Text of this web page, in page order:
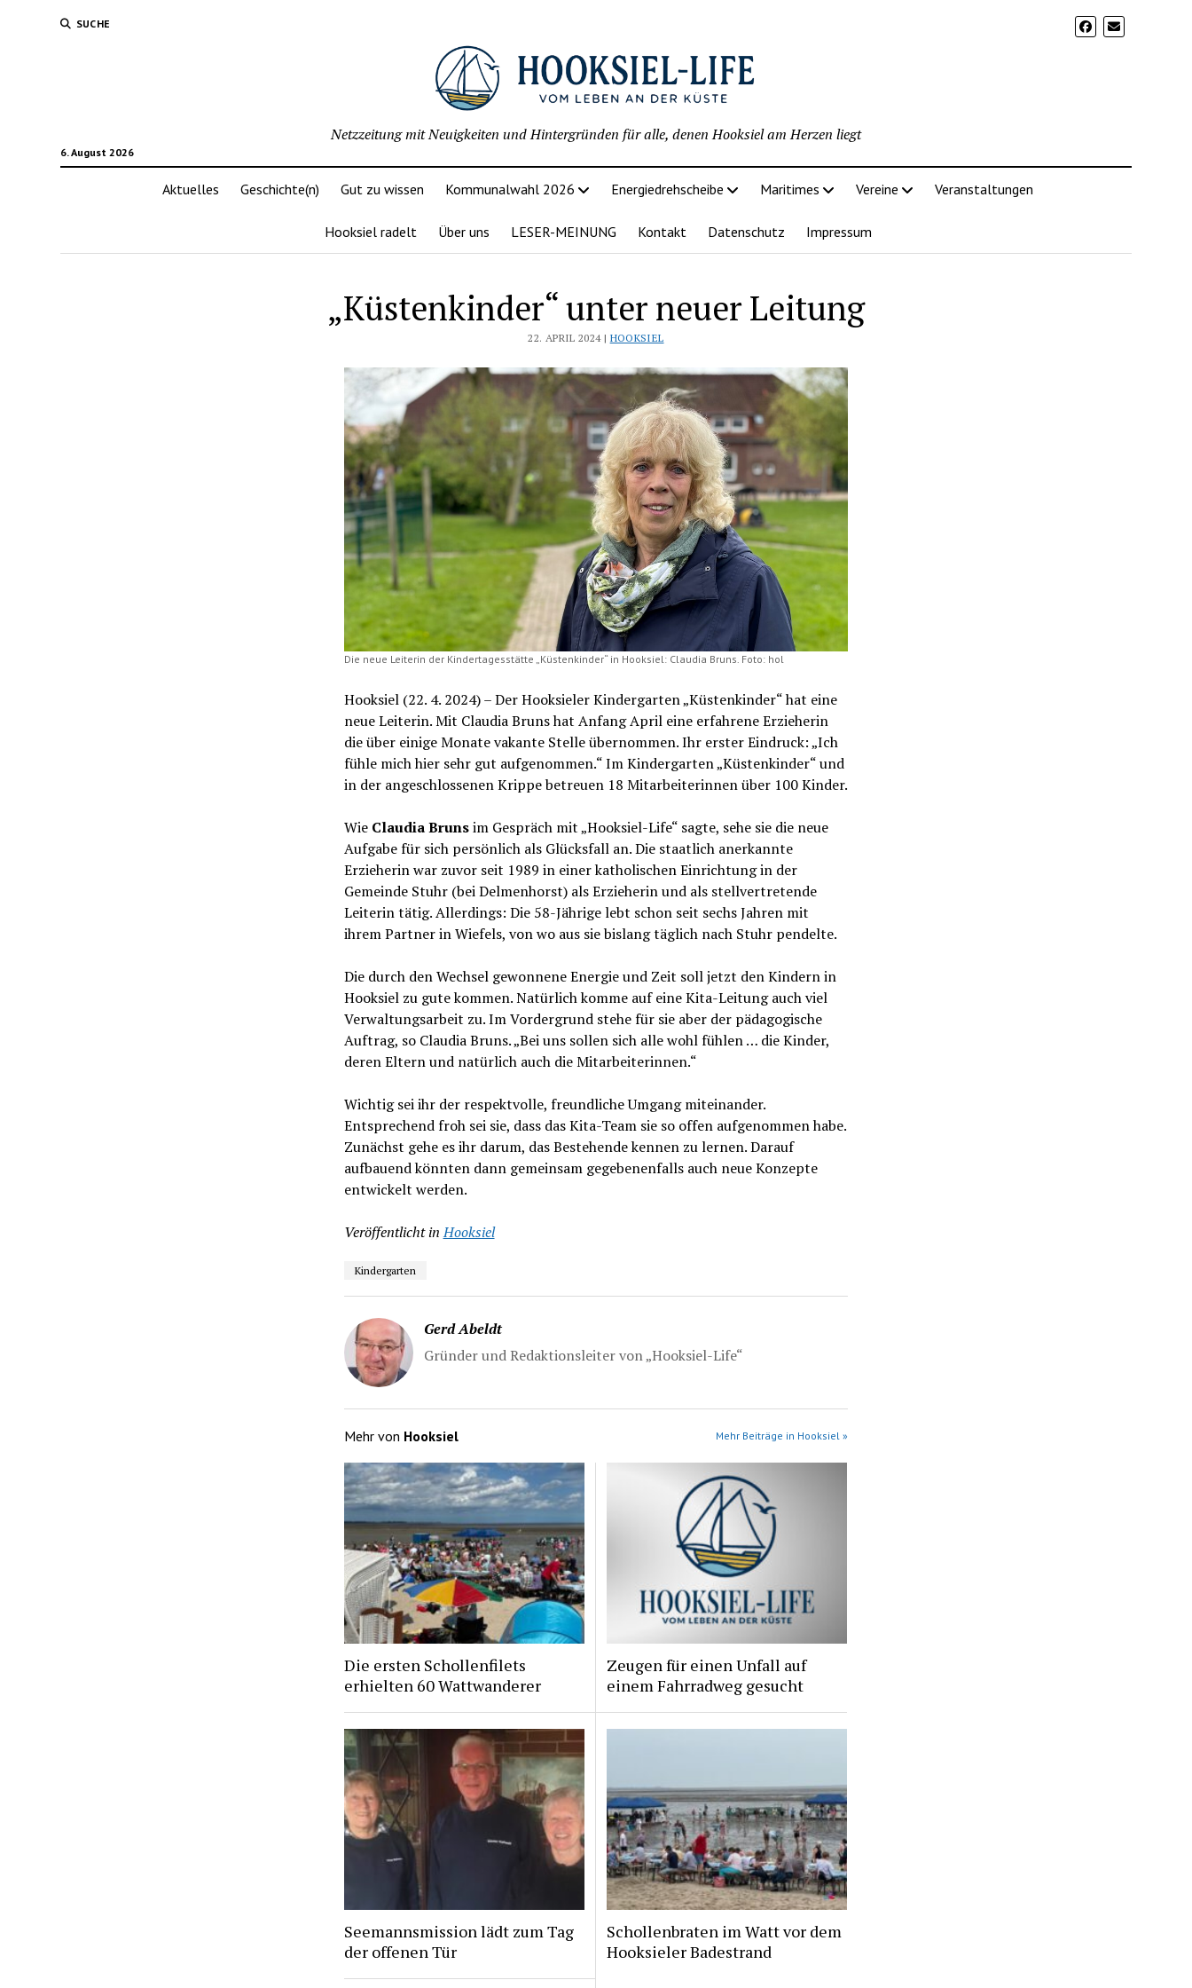
SUCHE
6. August 2026
Netzzeitung mit Neuigkeiten und Hintergründen für alle, denen Hooksiel am Herzen liegt
Aktuelles Geschichte(n) Gut zu wissen Kommunalwahl 2026 Energiedrehscheibe Maritimes Vereine Veranstaltungen
Hooksiel radelt Über uns LESER-MEINUNG Kontakt Datenschutz Impressum
„Küstenkinder“ unter neuer Leitung
22. APRIL 2024 | HOOKSIEL
Die neue Leiterin der Kindertagesstätte „Küstenkinder“ in Hooksiel: Claudia Bruns. Foto: hol
Hooksiel (22. 4. 2024) – Der Hooksieler Kindergarten „Küstenkinder“ hat eine
neue Leiterin. Mit Claudia Bruns hat Anfang April eine erfahrene Erzieherin
die über einige Monate vakante Stelle übernommen. Ihr erster Eindruck: „Ich
fühle mich hier sehr gut aufgenommen.“ Im Kindergarten „Küstenkinder“ und
in der angeschlossenen Krippe betreuen 18 Mitarbeiterinnen über 100 Kinder.
Wie Claudia Brunsim Gespräch mit „Hooksiel-Life“ sagte, sehe sie die neue
Aufgabe für sich persönlich als Glücksfall an. Die staatlich anerkannte
Erzieherin war zuvor seit 1989 in einer katholischen Einrichtung in der
Gemeinde Stuhr (bei Delmenhorst) als Erzieherin und als stellvertretende
Leiterin tätig. Allerdings: Die 58-Jährige lebt schon seit sechs Jahren mit
ihrem Partner in Wiefels, von wo aus sie bislang täglich nach Stuhr pendelte.
Die durch den Wechsel gewonnene Energie und Zeit soll jetzt den Kindern in
Hooksiel zu gute kommen. Natürlich komme auf eine Kita-Leitung auch viel
Verwaltungsarbeit zu. Im Vordergrund stehe für sie aber der pädagogische
Auftrag, so Claudia Bruns. „Bei uns sollen sich alle wohl fühlen … die Kinder,
deren Eltern und natürlich auch die Mitarbeiterinnen.“
Wichtig sei ihr der respektvolle, freundliche Umgang miteinander.
Entsprechend froh sei sie, dass das Kita-Team sie so offen aufgenommen habe.
Zunächst gehe es ihr darum, das Bestehende kennen zu lernen. Darauf
aufbauend könnten dann gemeinsam gegebenenfalls auch neue Konzepte
entwickelt werden.
Veröffentlicht in Hooksiel
Kindergarten
Gerd Abeldt
Gründer und Redaktionsleiter von „Hooksiel-Life“
Mehr von Hooksiel Mehr Beiträge in Hooksiel »
Die ersten Schollenfilets
erhielten 60 Wattwanderer
Zeugen für einen Unfall auf
einem Fahrradweg gesucht
Seemannsmission lädt zum Tag
der offenen Tür
Schollenbraten im Watt vor dem
Hooksieler Badestrand